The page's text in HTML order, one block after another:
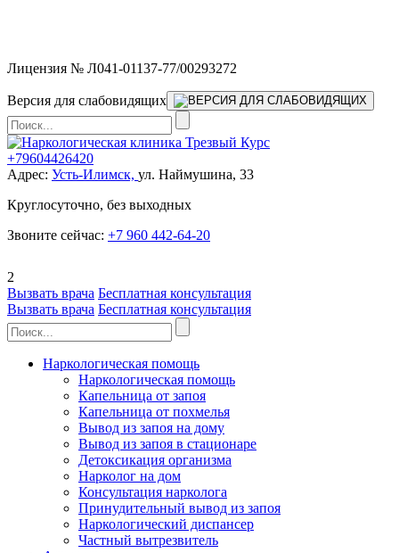
Лицензия № Л041-01137-77/00293272
Версия для слабовидящих
+79604426420
Адрес: Усть-Илимск, ул. Наймушина, 33
Круглосуточно, без выходных
Звоните сейчас: +7 960 442-64-20
2
Вызвать врача Бесплатная консультация
Вызвать врача Бесплатная консультация
Наркологическая помощь
Наркологическая помощь
Капельница от запоя
Капельница от похмелья
Вывод из запоя на дому
Вывод из запоя в стационаре
Детоксикация организма
Нарколог на дом
Консультация нарколога
Принудительный вывод из запоя
Наркологический диспансер
Частный вытрезвитель